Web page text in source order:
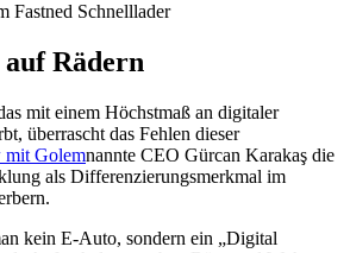
Rädern
mit einem Höchstmaß an digitaler
überrascht das Fehlen dieser
mit Golemnannte CEO Gürcan Karakaş die
als Differenzierungsmerkmal im
kein E-Auto, sondern ein „Digital